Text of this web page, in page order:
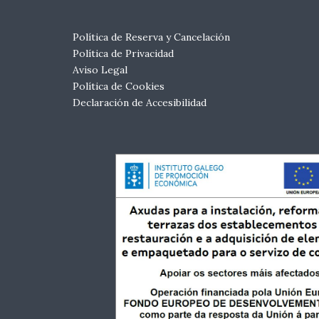
Política de Reserva y Cancelación
Política de Privacidad
Aviso Legal
Política de Cookies
Declaración de Accesibilidad